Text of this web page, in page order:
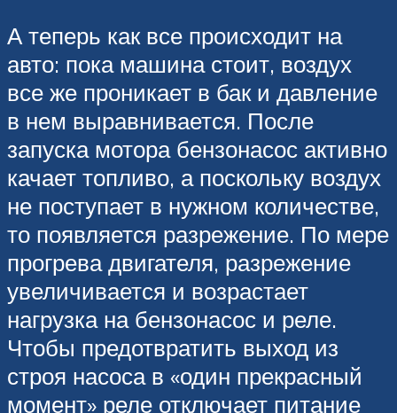
А теперь как все происходит на
авто: пока машина стоит, воздух
все же проникает в бак и давление
в нем выравнивается. После
запуска мотора бензонасос активно
качает топливо, а поскольку воздух
не поступает в нужном количестве,
то появляется разрежение. По мере
прогрева двигателя, разрежение
увеличивается и возрастает
нагрузка на бензонасос и реле.
Чтобы предотвратить выход из
строя насоса в «один прекрасный
момент» реле отключает питание